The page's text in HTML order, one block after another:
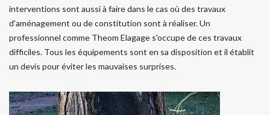
interventions sont aussi à faire dans le cas où des travaux
d'aménagement ou de constitution sont à réaliser. Un
professionnel comme Theom Elagage s'occupe de ces travaux
difficiles. Tous les équipements sont en sa disposition et il établit
un devis pour éviter les mauvaises surprises.